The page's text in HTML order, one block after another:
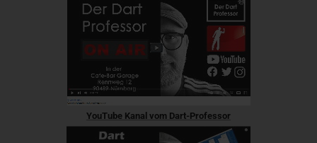
YouTube Kanal vom Dart-Professor